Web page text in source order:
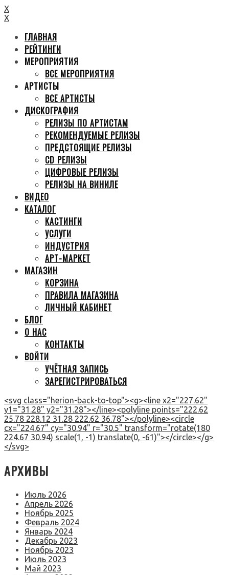
X
X
ГЛАВНАЯ
РЕЙТИНГИ
МЕРОПРИЯТИЯ
ВСЕ МЕРОПРИЯТИЯ
АРТИСТЫ
ВСЕ АРТИСТЫ
ДИСКОГРАФИЯ
РЕЛИЗЫ ПО АРТИСТАМ
РЕКОМЕНДУЕМЫЕ РЕЛИЗЫ
ПРЕДСТОЯЩИЕ РЕЛИЗЫ
CD РЕЛИЗЫ
ЦИФРОВЫЕ РЕЛИЗЫ
РЕЛИЗЫ НА ВИНИЛЕ
ВИДЕО
КАТАЛОГ
КАСТИНГИ
УСЛУГИ
ИНДУСТРИЯ
АРТ-МАРКЕТ
МАГАЗИН
КОРЗИНА
ПРАВИЛА МАГАЗИНА
ЛИЧНЫЙ КАБИНЕТ
БЛОГ
О НАС
КОНТАКТЫ
ВОЙТИ
УЧЁТНАЯ ЗАПИСЬ
ЗАРЕГИСТРИРОВАТЬСЯ
<svg class="herion-back-to-top"><g><line x2="227.62"
y1="31.28" y2="31.28"></line><polyline points="222.62
25.78 228.12 31.28 222.62 36.78"></polyline><circle
cx="224.67" cy="30.94" r="30.5" transform="rotate(180
224.67 30.94) scale(1, -1) translate(0, -61)"></circle></g>
</svg>
АРХИВЫ
Июль 2026
Апрель 2026
Ноябрь 2025
Февраль 2024
Январь 2024
Декабрь 2023
Ноябрь 2023
Июль 2023
Май 2023